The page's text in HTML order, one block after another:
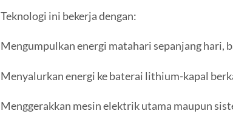
Teknologi ini bekerja dengan:
Mengumpulkan energi matahari sepanjang hari,
Menyalurkan energi ke baterai lithium-kapal
Menggerakkan mesin elektrik utama maupun